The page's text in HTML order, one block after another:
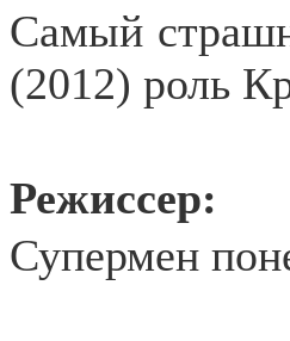
Самый
(2012) роль
Режиссер:
Супермен